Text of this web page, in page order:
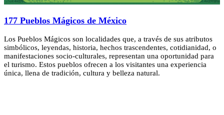
177 Pueblos Mágicos de México
Los Pueblos Mágicos son localidades que, a través de sus atributos
simbólicos, leyendas, historia, hechos trascendentes, cotidianidad, o
manifestaciones socio-culturales, representan una oportunidad para
el turismo. Estos pueblos ofrecen a los visitantes una experiencia
única, llena de tradición, cultura y belleza natural.